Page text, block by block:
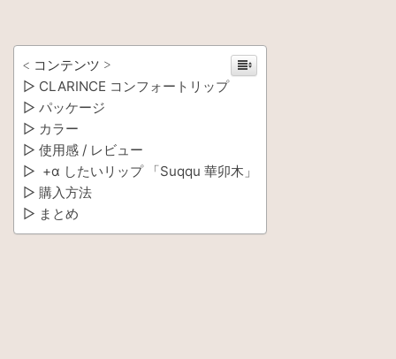
< コンテンツ >
▷ CLARINCE コンフォートリップ
▷ パッケージ
▷ カラー
▷ 使用感 / レビュー
▷ +α したいリップ 「Suqqu 華卯木」
▷ 購入方法
▷ まとめ